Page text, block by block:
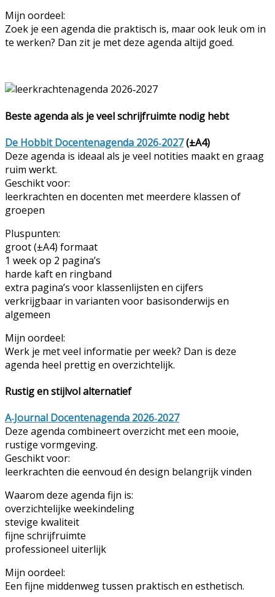
Mijn oordeel:
Zoek je een agenda die praktisch is, maar ook leuk om in
te werken? Dan zit je met deze agenda altijd goed.
Beste agenda als je veel schrijfruimte nodig hebt
De Hobbit Docentenagenda 2026‑2027(±A4)
Deze agenda is ideaal als je veel notities maakt en graag
ruim werkt.
Geschikt voor:
leerkrachten en docenten met meerdere klassen of
groepen
Pluspunten:
groot (±A4) formaat
1 week op 2 pagina’s
harde kaft en ringband
extra pagina’s voor klassenlijsten en cijfers
verkrijgbaar in varianten voor basisonderwijs en
algemeen
Mijn oordeel:
Werk je met veel informatie per week? Dan is deze
agenda heel prettig en overzichtelijk.
Rustig en stijlvol alternatief
A‑Journal Docentenagenda 2026‑2027
Deze agenda combineert overzicht met een mooie,
rustige vormgeving.
Geschikt voor:
leerkrachten die eenvoud én design belangrijk vinden
Waarom deze agenda fijn is:
overzichtelijke weekindeling
stevige kwaliteit
fijne schrijfruimte
professioneel uiterlijk
Mijn oordeel:
Een fijne middenweg tussen praktisch en esthetisch.